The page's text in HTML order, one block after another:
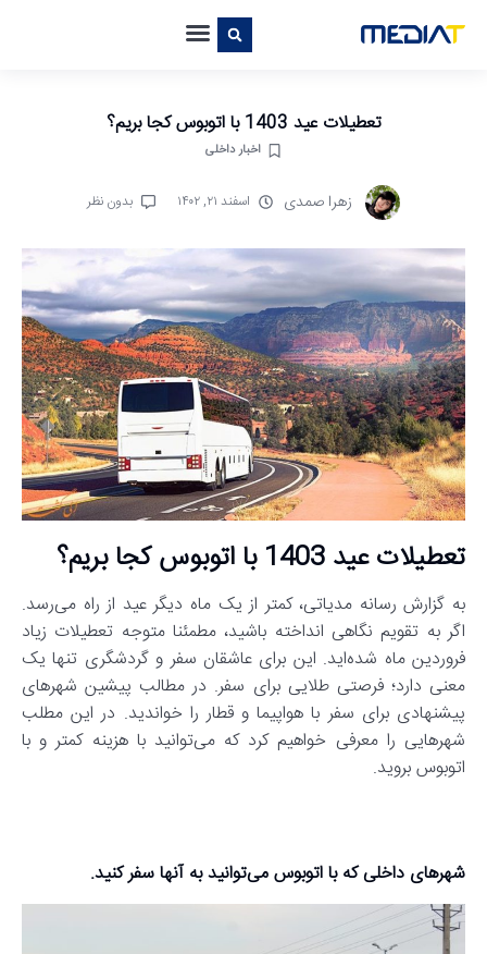
تعطیلات عید 1403 با اتوبوس کجا بریم؟
اخبار داخلی
زهرا صمدی اسفند ۲۱, ۱۴۰۲ بدون نظر
تعطیلات عید 1403 با اتوبوس کجا بریم؟
به گزارش رسانه مدیاتی، کمتر از یک ماه دیگر عید از راه می‌رسد.
اگر به تقویم نگاهی انداخته باشید، مطمئنا متوجه تعطیلات زیاد
فروردین ماه شده‌اید. این برای عاشقان سفر و گردشگری تنها یک
معنی دارد؛ فرصتی طلایی برای سفر. در مطالب پیشین شهرهای
پیشنهادی برای سفر با هواپیما و قطار را خواندید. در این مطلب
شهرهایی را معرفی خواهیم کرد که می‌توانید با هزینه کمتر و با
اتوبوس بروید.
شهرهای داخلی که با اتوبوس می‌توانید به آنها سفر کنید.